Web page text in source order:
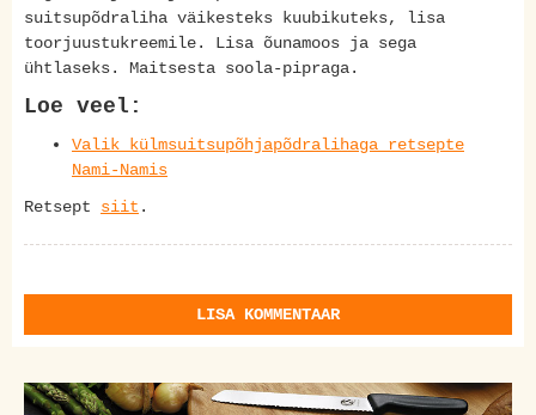
suitsupõdraliha väikesteks kuubikuteks, lisa
toorjuustukreemile. Lisa õunamoos ja sega
ühtlaseks. Maitsesta soola-pipraga.
Loe veel:
Valik külmsuitsupõhjapõdralihaga retsepte
Nami-Namis
Retsept siit .
LISA KOMMENTAAR